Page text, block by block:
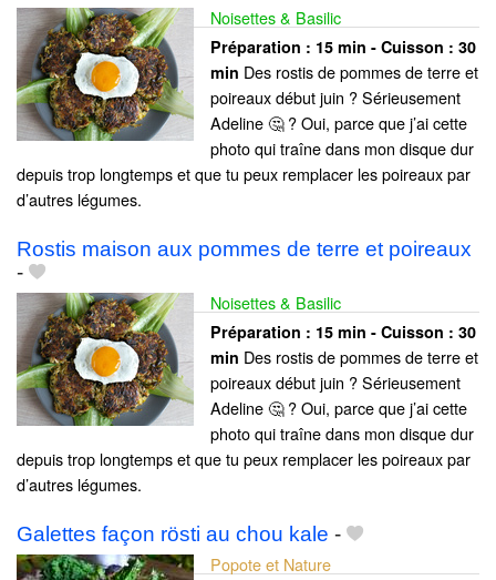
Noisettes & Basilic
Préparation : 15 min - Cuisson : 30
min Des rostis de pommes de terre et
poireaux début juin ? Sérieusement
Adeline 🤔 ? Oui, parce que j’ai cette
photo qui traîne dans mon disque dur
depuis trop longtemps et que tu peux remplacer les poireaux par
d’autres légumes.
Rostis maison aux pommes de terre et poireaux
-
Noisettes & Basilic
Préparation : 15 min - Cuisson : 30
min Des rostis de pommes de terre et
poireaux début juin ? Sérieusement
Adeline 🤔 ? Oui, parce que j’ai cette
photo qui traîne dans mon disque dur
depuis trop longtemps et que tu peux remplacer les poireaux par
d’autres légumes.
Galettes façon rösti au chou kale -
Popote et Nature